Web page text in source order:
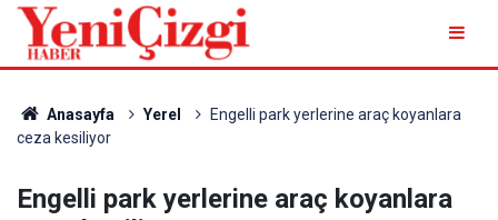
Anasayfa Yerel
Engelli park yerlerine araç koyanlara
ceza kesiliyor
Engelli park yerlerine araç koyanlara